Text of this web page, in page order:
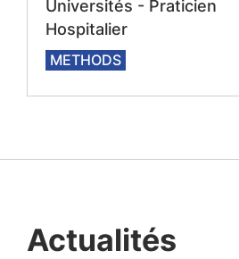
Universités - Praticien
Hospitalier
METHODS
Actualités